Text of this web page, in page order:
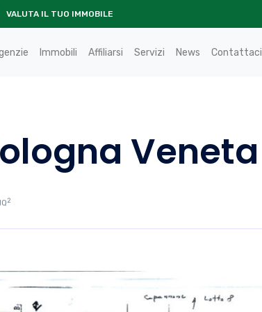
VALUTA IL TUO IMMOBILE
Immobili Affiliarsi Servizi News Contattaci
Veneta
2